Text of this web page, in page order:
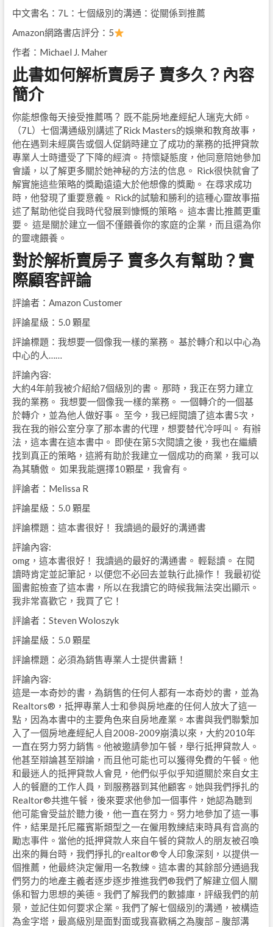
中文書名：7L：七個級別的溝通：從關係到推薦
Amazon網路書店評分：5
作者：Michael J. Maher
此書如何解析賣房子 賣多久？內容
簡介
你能想像每天接受推薦嗎？ 既不能房地產經紀人瑞克大師。
（7L）七個溝通級別講述了Rick Masters的娛樂和教育故事，
他在遇到未經廣告或個人促銷時建立了成功的業務的抵押貸款
專業人士時遭受了下降的經濟。 持懷疑態度，他同意陪她參加
會議，以了解更多關於她神秘的方法的信息。 Rick很快就會了
解實施這些策略的獎勵遠遠大於他想像的獎勵。 在尋求成功
時，他發現了重要意義。 Rick的試驗和勝利的這種心靈故事描
述了幫助他從自我時代發展到慷慨的策略。 這本書比推薦更重
要。 這是關於建立一個不僅餵養你的家庭的企業，而且還為你
的靈魂餵養。
對於解析賣房子 賣多久有幫助？實
際顧客評論
評論者：Amazon Customer
評論星級：5.0 顆星
評論標題：我想要一個像我一樣的業務。 基於轉介和以中心為
中心的人……
評論內容:
大約4年前我被介紹給7個級別的書。 那時，我正在努力建立
我的業務。 我想要一個像我一樣的業務。 一個轉介的一個基
於轉介，並為他人做好事。 至今，我已經閱讀了這本書5次，
我在我的辦公室分享了那本書的代理，想要替代冷呼叫。 有辦
法，這本書在這本書中。 即使在第5次閱讀之後，我也在繼續
找到真正的策略，這將有助於我建立一個成功的商業，我可以
為其驕傲。 如果我能選擇10顆星，我會有。
評論者：Melissa R
評論星級：5.0 顆星
評論標題：這本書很好！ 我讀過的最好的溝通書
評論內容:
omg，這本書很好！ 我讀過的最好的溝通書。 輕鬆讀。 在閱
讀時肯定並記筆記，以便您不必回去並執行此操作！ 我最初從
圖書館檢查了這本書，所以在我讀它的時候我無法突出顯示。
我非常喜歡它，我買了它！
評論者：Steven Woloszyk
評論星級：5.0 顆星
評論標題：必須為銷售專業人士提供書籍！
評論內容:
這是一本奇妙的書，為銷售的任何人都有一本奇妙的書，並為
Realtors®，抵押專業人士和參與房地產的任何人放大了這一
點，因為本書中的主要角色來自房地產業。本書與我們聯繫加
入了一個房地產經紀人自2008-2009崩潰以來，大約2010年
一直在努力努力銷售。他被邀請參加午餐，舉行抵押貸款人。
他甚至辯論甚至辯論，而且他可能也可以獲得免費的午餐。他
和最迷人的抵押貸款人會見，他們似乎似乎知道關於來自女主
人的餐廳的工作人員，到服務器到其他顧客。她與我們掙扎的
Realtor®共進午餐，後來要求他參加一個事件，她認為聽到
他可能會受益於聽力後，他一直在努力。努力地參加了這一事
件，結果是托尼羅賓斯類型之一在僱用教練結束時具有音高的
勵志事件。當他的抵押貸款人來自午餐的貸款人的朋友被召喚
出來的舞台時，我們掙扎的realtor®令人印象深刻，以提供一
個推薦，他最終決定僱用一名教練。這本書的其餘部分通過我
們努力的地產主義者逐步逐步推進我們®我們了解建立個人關
係和智力思想的美德。我們了解我們的數據庫，評級我們的前
景，並記住如何要求企業。我們了解七個級別的溝通，被構造
為金字塔，最高級別是面對面或我喜歡稱之為腹部 – 腹部溝